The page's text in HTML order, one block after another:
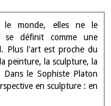
le monde, elles ne le
définit comme une
Plus l'art est proche du
peinture, la sculpture, la
le Sophiste Platon
en sculpture : en